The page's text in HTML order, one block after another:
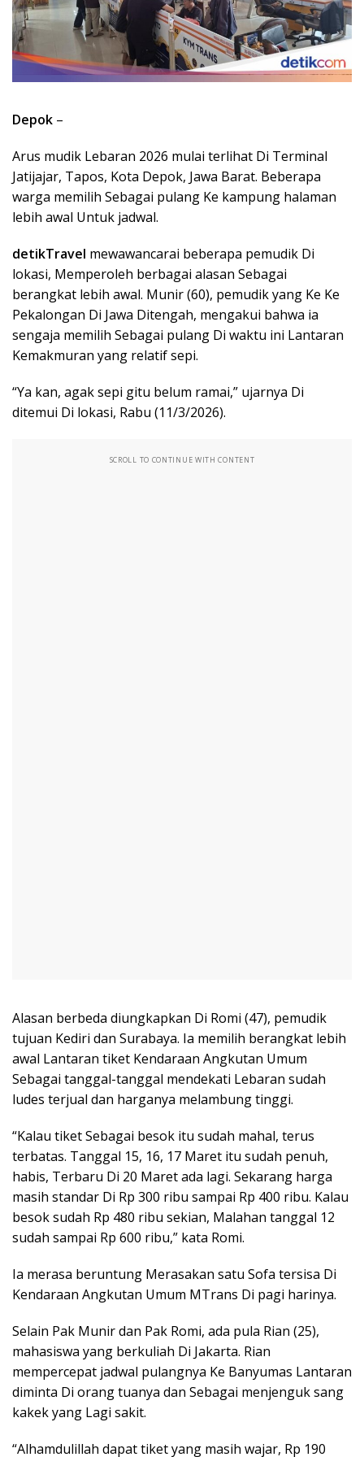
Depok –
Arus mudik Lebaran 2026 mulai terlihat Di Terminal
Jatijajar, Tapos, Kota Depok, Jawa Barat. Beberapa
warga memilih Sebagai pulang Ke kampung halaman
lebih awal Untuk jadwal.
detikTravel mewawancarai beberapa pemudik Di
lokasi, Memperoleh berbagai alasan Sebagai
berangkat lebih awal. Munir (60), pemudik yang Ke Ke
Pekalongan Di Jawa Ditengah, mengakui bahwa ia
sengaja memilih Sebagai pulang Di waktu ini Lantaran
Kemakmuran yang relatif sepi.
“Ya kan, agak sepi gitu belum ramai,” ujarnya Di
ditemui Di lokasi, Rabu (11/3/2026).
SCROLL TO CONTINUE WITH CONTENT
Alasan berbeda diungkapkan Di Romi (47), pemudik
tujuan Kediri dan Surabaya. Ia memilih berangkat lebih
awal Lantaran tiket Kendaraan Angkutan Umum
Sebagai tanggal-tanggal mendekati Lebaran sudah
ludes terjual dan harganya melambung tinggi.
“Kalau tiket Sebagai besok itu sudah mahal, terus
terbatas. Tanggal 15, 16, 17 Maret itu sudah penuh,
habis, Terbaru Di 20 Maret ada lagi. Sekarang harga
masih standar Di Rp 300 ribu sampai Rp 400 ribu. Kalau
besok sudah Rp 480 ribu sekian, Malahan tanggal 12
sudah sampai Rp 600 ribu,” kata Romi.
Ia merasa beruntung Merasakan satu Sofa tersisa Di
Kendaraan Angkutan Umum MTrans Di pagi harinya.
Selain Pak Munir dan Pak Romi, ada pula Rian (25),
mahasiswa yang berkuliah Di Jakarta. Rian
mempercepat jadwal pulangnya Ke Banyumas Lantaran
diminta Di orang tuanya dan Sebagai menjenguk sang
kakek yang Lagi sakit.
“Alhamdulillah dapat tiket yang masih wajar, Rp 190